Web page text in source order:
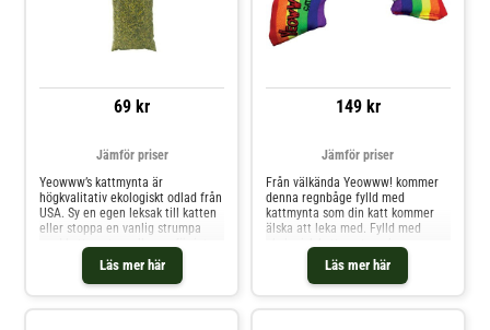
69 kr
Läs mer här
Jämför priser
Yeowww’s kattmynta är
högkvalitativ ekologiskt odlad från
USA. Sy en egen leksak till katten
eller stoppa en vanlig strumpa
lägga ut lite kattmynta i en matta
eller på kattens klätterställning.
Garanterat uppskattat av din
149 kr
Läs mer här
Jämför priser
Från välkända Yeowww! kommer
denna regnbåge fylld med
kattmynta som din katt kommer
älska att leka med. Fylld med
yttermaterial av stark bomull, så
att den tål att lekas med. Finns
det en skatt vid regnbågens slut